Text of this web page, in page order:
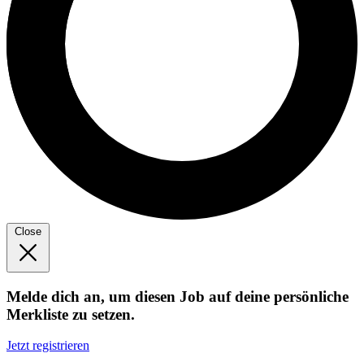
Close
Melde dich an, um diesen Job auf deine persönliche
Merkliste zu setzen.
Jetzt registrieren